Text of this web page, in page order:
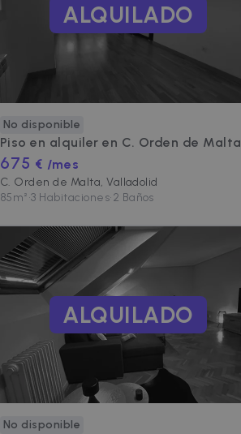
ALQUILADO
No disponible
Piso en alquiler en C. Orden de Malta
675 € /mes
C. Orden de Malta, Valladolid
85m²•3 Habitaciones•2 Baños
ALQUILADO
No disponible